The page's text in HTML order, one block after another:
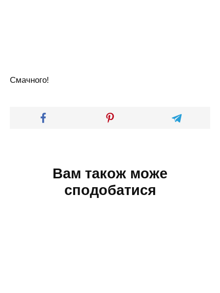
Смачного!
Вам також може
сподобатися